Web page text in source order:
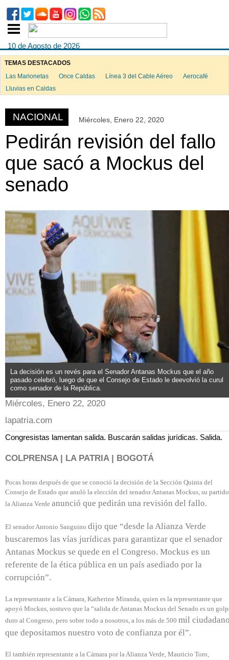
10 de Agosto de 2026
TEMAS DESTACADOS
Las Marionetas
Once Caldas Línea 3 del Cable Aéreo
Aerocafé
Lluvias en Caldas
NACIONAL Miércoles, Enero 22, 2020
Pedirán revisión del fallo
que sacó a Mockus del
senado
La decisión es un revés para el Senador Antanas Mockus que el año
pasado celebró, luego de que el Consejo de Estado le deevolvió la curul
como senador de la República.
Miércoles, Enero 22, 2020
lapatria.com
Congresistas lamentan salida. Buscarán salidas jurídicas. Salida.
COLPRENSA | LA PATRIA | BOGOTÁ
Pocas horas después de que se conoció la decisión de la Sección Quinta del
Consejo de Estado que anuló la elección del senador Antanas Mockus, su partido
la Alianza Verde anunció que pedirán una revisión del fallo.
El senador Antonio Sanguino dijo que “desde la Alianza Verde
buscaremos las vías jurídicas para garantizar que el senador
Antanas Mockus se quede en el Congreso. Mockus es un
referente de la ética pública en un país asediado por la
corrupción”.
La representante a la Cámara, Katherine Miranda, quien es la representante que
apoyó Mockus, sostuvo que la “salida de Antanas Mockus del Senado es un
duro al Congreso, pero sobre todo a nosotros, a los más de 500 mil
que depositamos nuestro voto de confianza por él”.
El también representante a la Cámara por la Alianza Verde, Mauricio Toro,